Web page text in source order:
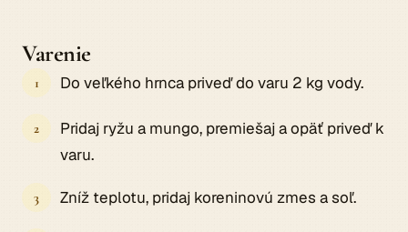
Varenie
Do veľkého hrnca priveď do varu 2 kg vody.
Pridaj ryžu a mungo, premiešaj a opäť priveď k
varu.
Zníž teplotu, pridaj koreninovú zmes a soľ.